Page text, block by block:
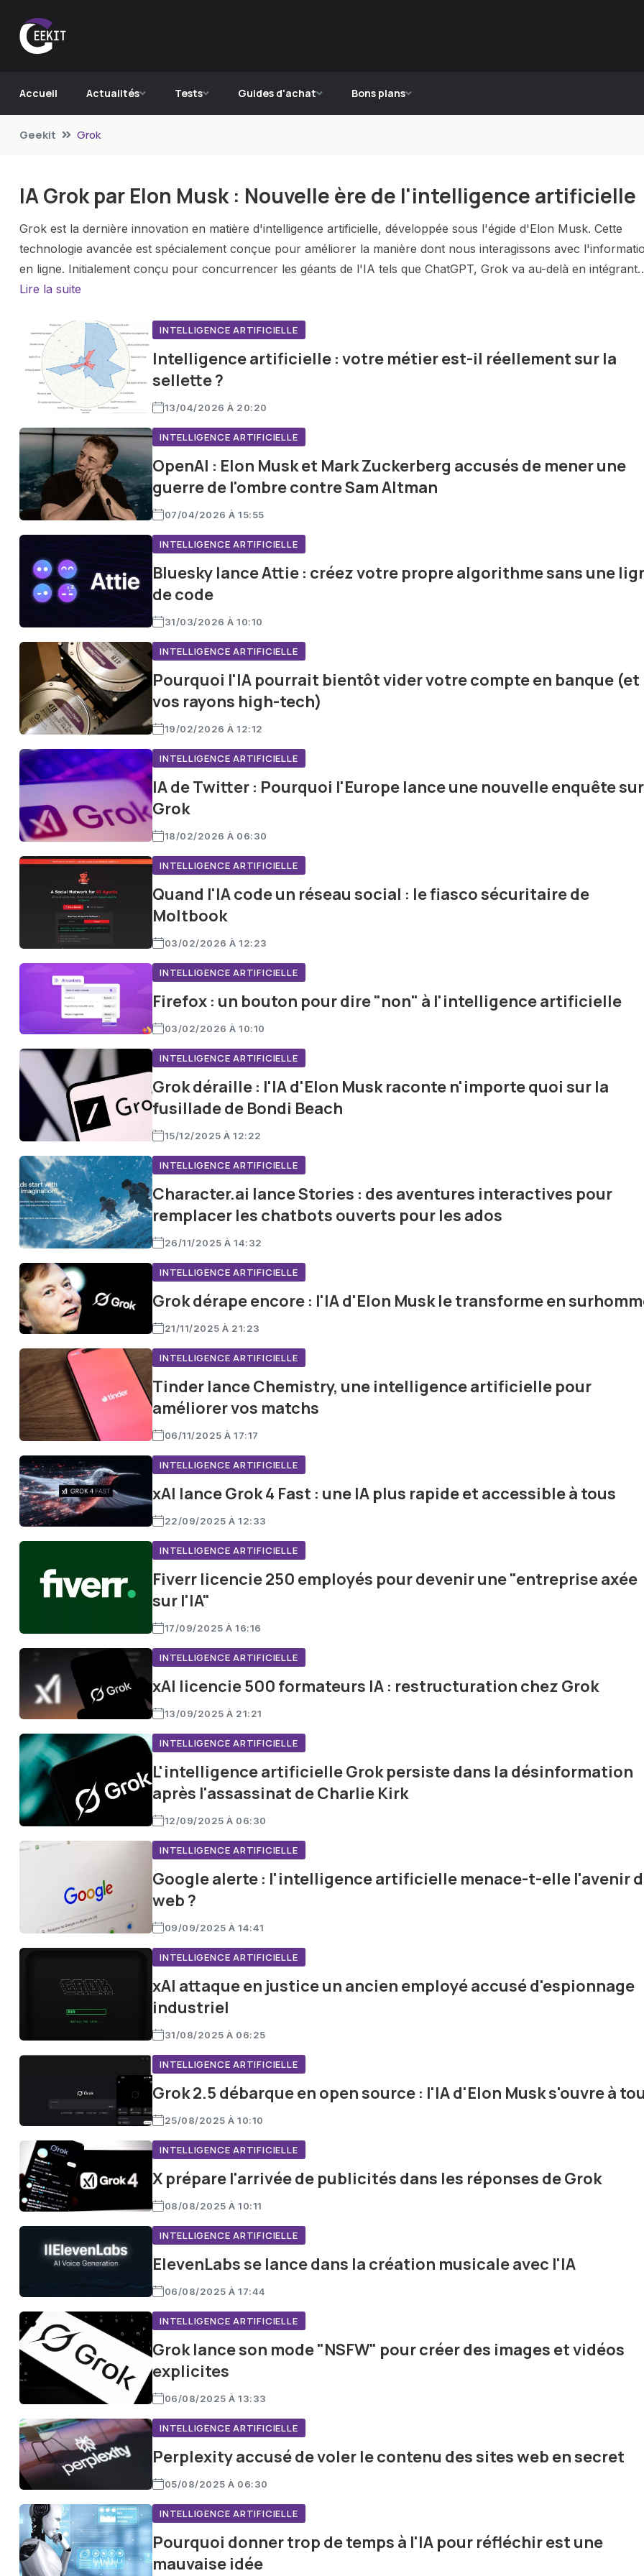
Accueil Actualités Tests Guides d'achat Bons plans
Geekit Grok
IA Grok par Elon Musk : Nouvelle ère de l'intelligence artificielle
Grok est la dernière innovation en matière d'intelligence artificielle, développée sous l'égide d'Elon Musk. Cette
technologie avancée est spécialement conçue pour améliorer la manière dont nous interagissons avec
en ligne. Initialement conçu pour concurrencer les géants de l'IA tels que ChatGPT, Grok va au-delà en intégrant
des fonctionnalités uniques de synthèse et d'analyse de données. Cette IA est capable de filtrer et de résumer les
efficace de rester informés sans se perdre dans un océan de données. Avec son intégration dans l'offre Premium
X, Grok se positionne non seulement comme un outil pratique pour les consommateurs d'informations, mais aussi
comme une solution potentiellement influente pour les entreprises qui cherchent à optimiser la gestion de leurs
communications.
Lire la suite
INTELLIGENCE ARTIFICIELLE
Intelligence artificielle : votre métier est-il réellement sur la
sellette ?
13/04/2026 À 20:20
INTELLIGENCE ARTIFICIELLE
OpenAI : Elon Musk et Mark Zuckerberg accusés de mener une
guerre de l'ombre contre Sam Altman
07/04/2026 À 15:55
INTELLIGENCE ARTIFICIELLE
Bluesky lance Attie : créez votre propre algorithme sans une
de code
31/03/2026 À 10:10
INTELLIGENCE ARTIFICIELLE
Pourquoi l'IA pourrait bientôt vider votre compte en banque (et
vos rayons high-tech)
19/02/2026 À 12:12
INTELLIGENCE ARTIFICIELLE
IA de Twitter : Pourquoi l'Europe lance une nouvelle enquête sur
Grok
18/02/2026 À 06:30
INTELLIGENCE ARTIFICIELLE
Quand l'IA code un réseau social : le fiasco sécuritaire de
Moltbook
03/02/2026 À 12:23
INTELLIGENCE ARTIFICIELLE
Firefox : un bouton pour dire "non" à l'intelligence artificielle
03/02/2026 À 10:10
INTELLIGENCE ARTIFICIELLE
Grok déraille : l'IA d'Elon Musk raconte n'importe quoi sur la
fusillade de Bondi Beach
15/12/2025 À 12:22
INTELLIGENCE ARTIFICIELLE
Character.ai lance Stories : des aventures interactives pour
remplacer les chatbots ouverts pour les ados
26/11/2025 À 14:32
INTELLIGENCE ARTIFICIELLE
Grok dérape encore : l'IA d'Elon Musk le transforme en
21/11/2025 À 21:23
INTELLIGENCE ARTIFICIELLE
Tinder lance Chemistry, une intelligence artificielle pour
améliorer vos matchs
06/11/2025 À 17:17
INTELLIGENCE ARTIFICIELLE
xAI lance Grok 4 Fast : une IA plus rapide et accessible à tous
22/09/2025 À 12:33
INTELLIGENCE ARTIFICIELLE
Fiverr licencie 250 employés pour devenir une "entreprise axée
sur l'IA"
17/09/2025 À 16:16
INTELLIGENCE ARTIFICIELLE
xAI licencie 500 formateurs IA : restructuration chez Grok
13/09/2025 À 21:21
INTELLIGENCE ARTIFICIELLE
L'intelligence artificielle Grok persiste dans la désinformation
après l'assassinat de Charlie Kirk
12/09/2025 À 06:30
INTELLIGENCE ARTIFICIELLE
Google alerte : l'intelligence artificielle menace-t-elle l'avenir
web ?
09/09/2025 À 14:41
INTELLIGENCE ARTIFICIELLE
xAI attaque en justice un ancien employé accusé d'espionnage
industriel
31/08/2025 À 06:25
INTELLIGENCE ARTIFICIELLE
Grok 2.5 débarque en open source : l'IA d'Elon Musk s'ouvre à
25/08/2025 À 10:10
INTELLIGENCE ARTIFICIELLE
X prépare l'arrivée de publicités dans les réponses de Grok
08/08/2025 À 10:11
INTELLIGENCE ARTIFICIELLE
ElevenLabs se lance dans la création musicale avec l'IA
06/08/2025 À 17:44
INTELLIGENCE ARTIFICIELLE
Grok lance son mode "NSFW" pour créer des images et vidéos
explicites
06/08/2025 À 13:33
INTELLIGENCE ARTIFICIELLE
Perplexity accusé de voler le contenu des sites web en secret
05/08/2025 À 06:30
INTELLIGENCE ARTIFICIELLE
Pourquoi donner trop de temps à l'IA pour réfléchir est une
mauvaise idée